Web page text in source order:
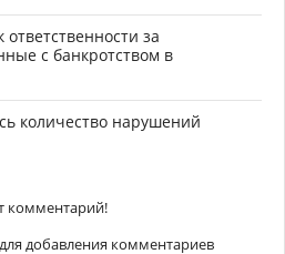
за
с банкротством в
количество нарушений
комментарий!
для добавления комментариев